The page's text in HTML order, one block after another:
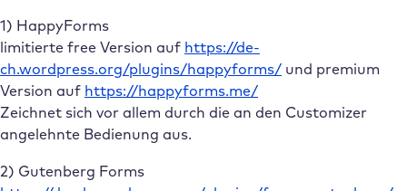
1) HappyForms
limitierte free Version auf https://de-
ch.wordpress.org/plugins/happyforms/ und premium
Version auf https://happyforms.me/
Zeichnet sich vor allem durch die an den Customizer
angelehnte Bedienung aus.
2) Gutenberg Forms